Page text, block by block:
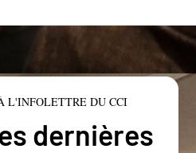
L'INFOLETTRE DU CCI
dernières